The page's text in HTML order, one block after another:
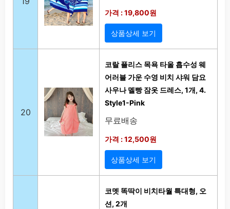
가격 : 19,800원
상품상세 보기
20
코랄 플리스 목욕 타올 흡수성 웨
어러블 가운 수영 비치 샤워 담요
사우나 멜빵 잠옷 드레스, 1개, 4.
Style1-Pink
무료배송
가격 : 12,500원
상품상세 보기
코멧 똑딱이 비치타월 특대형, 오
션, 2개